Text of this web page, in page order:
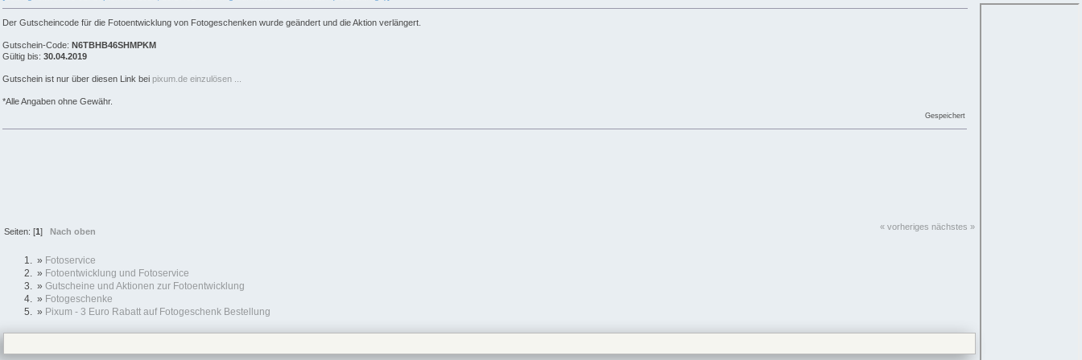
Der Gutscheincode für die Fotoentwicklung von Fotogeschenken wurde geändert und die Aktion verlängert.
Gutschein-Code: N6TBHB46SHMPKM
Gültig bis: 30.04.2019
Gutschein ist nur über diesen Link bei pixum.de einzulösen ...
*Alle Angaben ohne Gewähr.
Gespeichert
Seiten: [1] Nach oben
« vorheriges nächstes »
» Fotoservice
» Fotoentwicklung und Fotoservice
» Gutscheine und Aktionen zur Fotoentwicklung
» Fotogeschenke
» Pixum - 3 Euro Rabatt auf Fotogeschenk Bestellung